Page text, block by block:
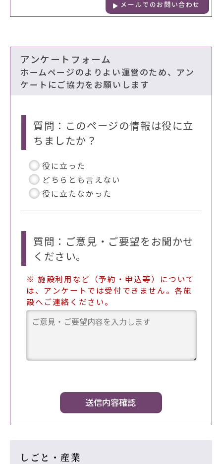
メールでのお問い合わせ
アンケートフォーム
ホームページのよりよい運営のため、アン
ケートにご協力をお願いします
質問：このページの情報は役に立
ちましたか？
役に立った
どちらとも言えない
役に立たなかった
質問：ご意見・ご要望をお聞かせ
ください。
※ 施設利用など（予約・申込等）について
は、アンケートでは受付できません。各施
設へご連絡ください。
しごと・産業